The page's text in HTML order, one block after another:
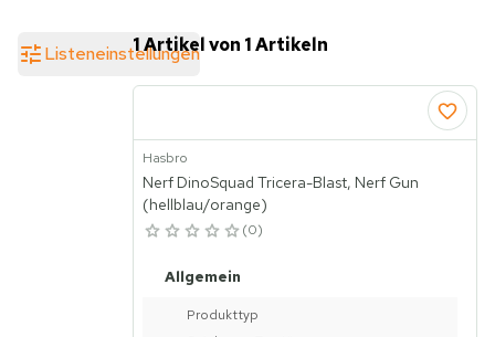
Listeneinstellungen1 Artikel von 1 Artikeln
Hasbro
Nerf DinoSquad Tricera-Blast, Nerf Gun
(hellblau/orange)
0
Allgemein
Produkttyp